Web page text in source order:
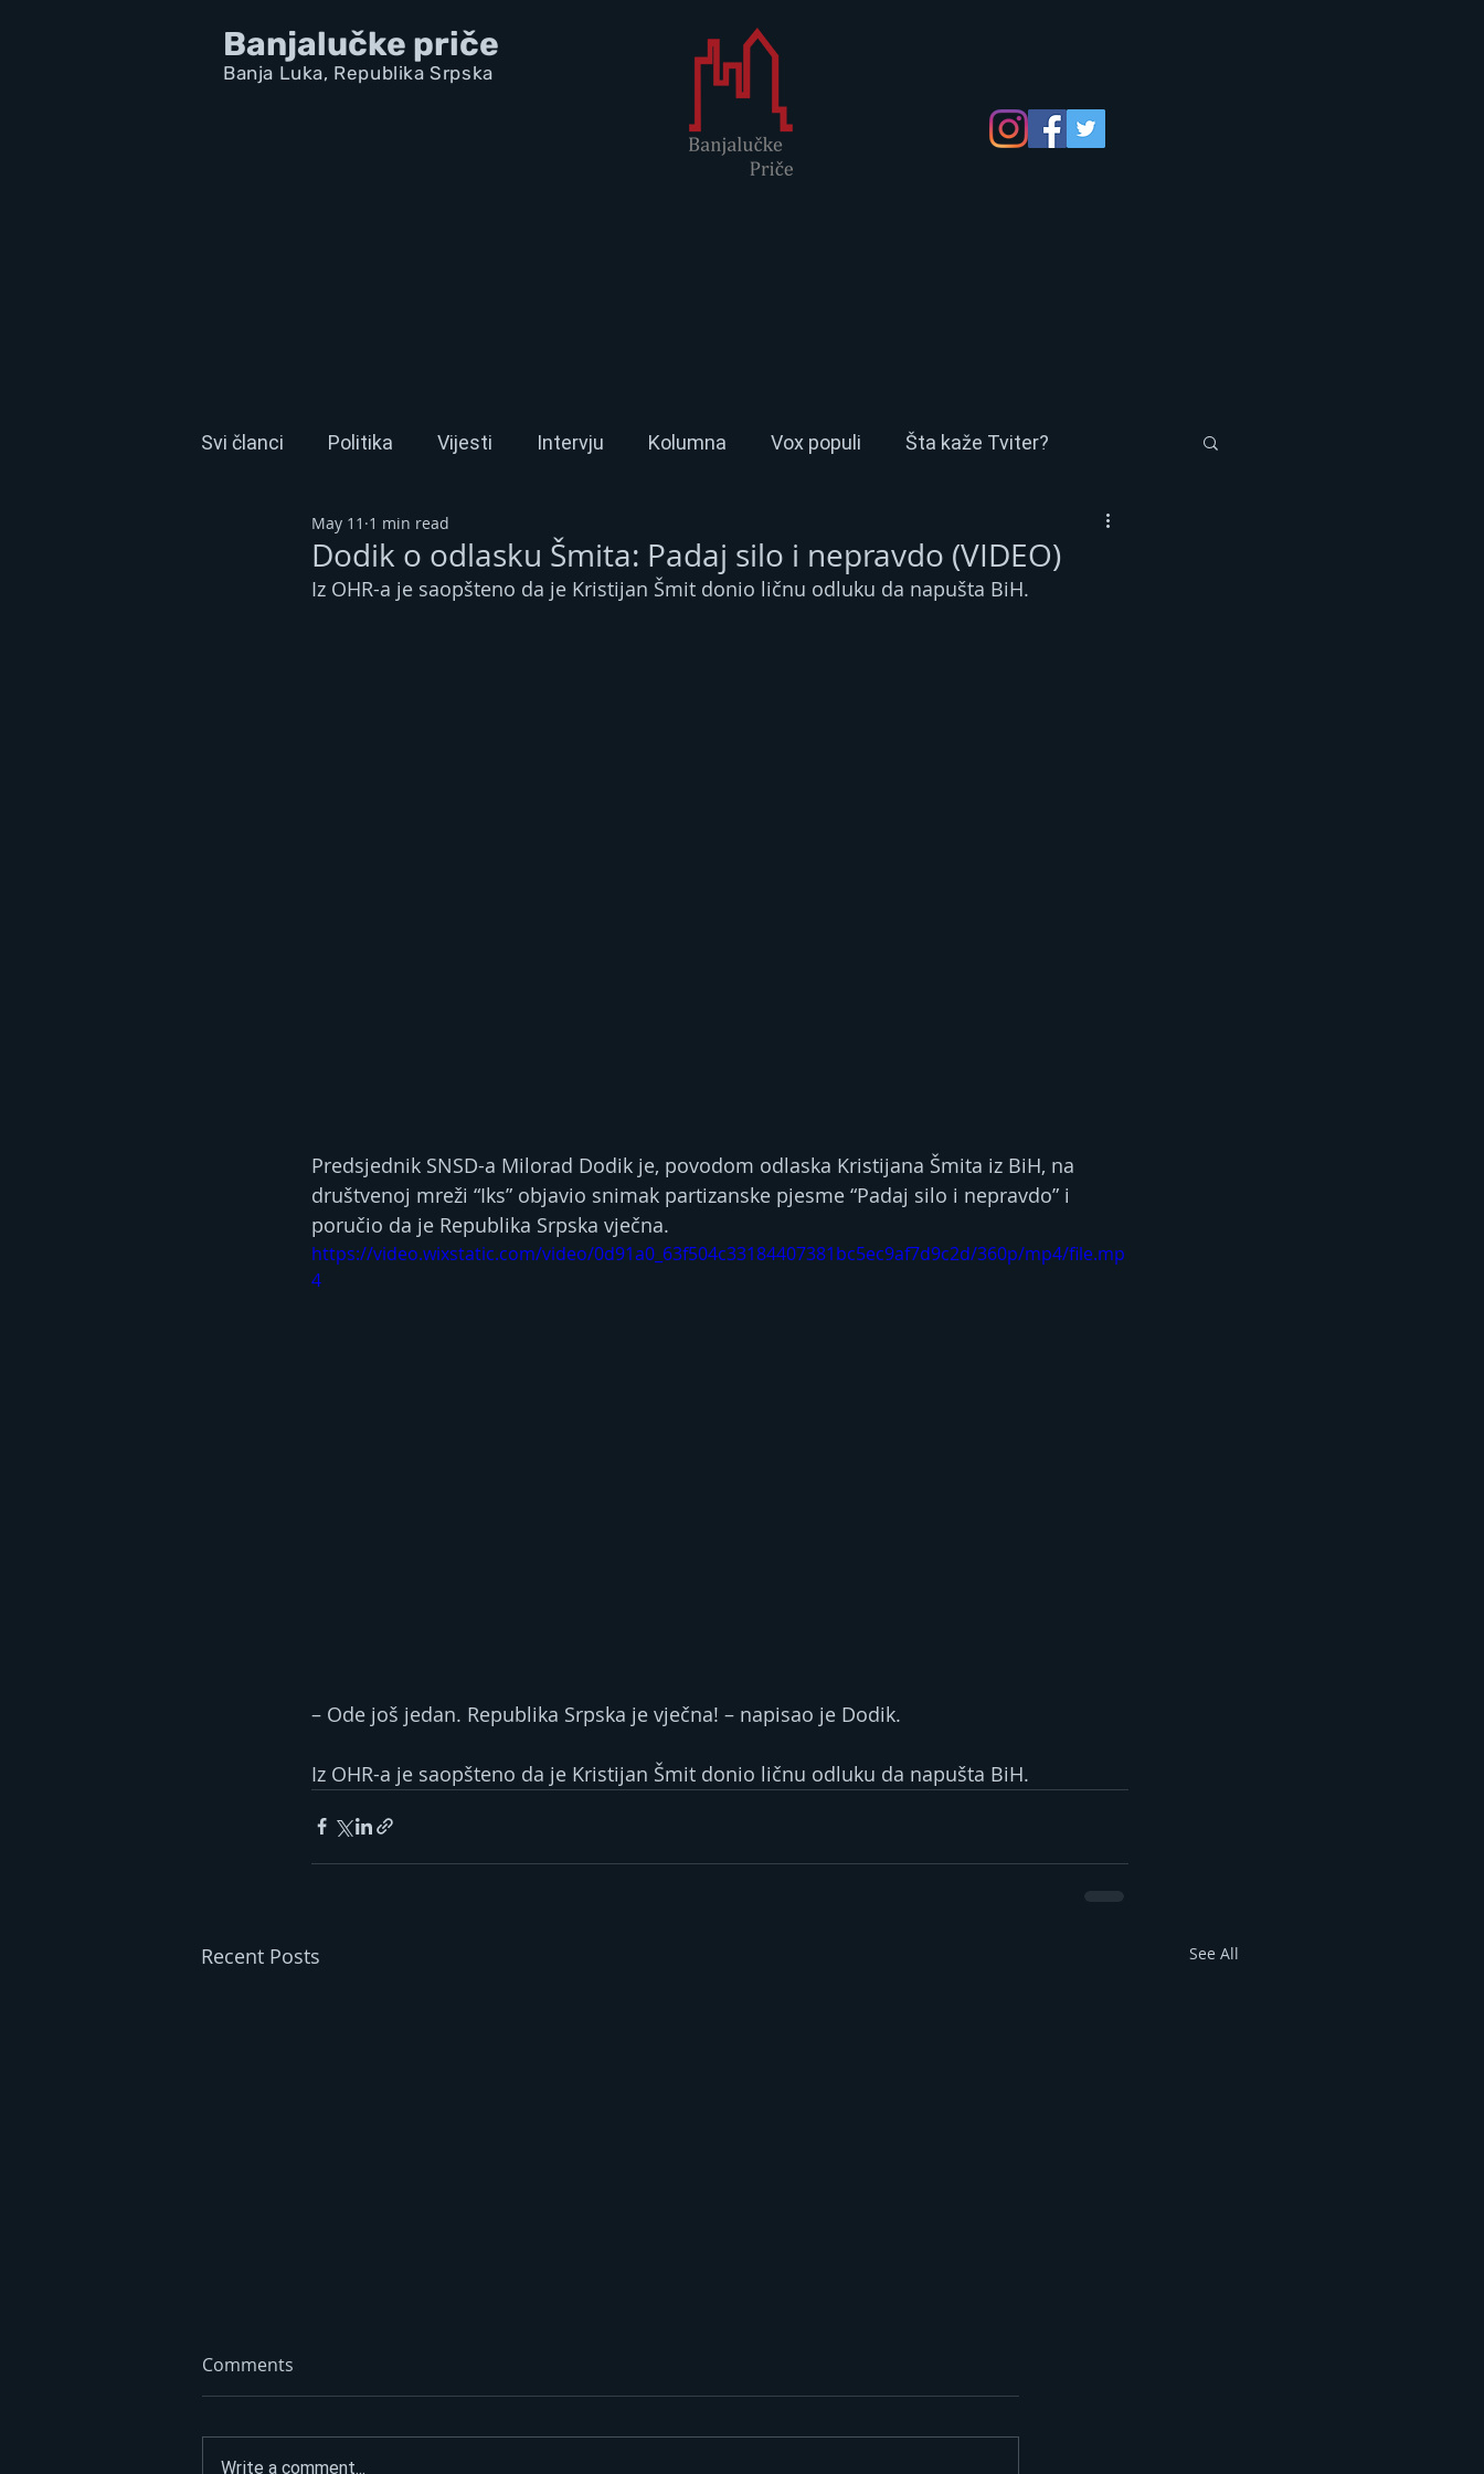
Banjalučke priče
Banja Luka, Republika Srpska
Svi članci Politika Vijesti Intervju Kolumna Vox populi Šta kaže Tviter?
Dodik o odlasku Šmita: Padaj silo i nepravdo (VIDEO)
May 11 1 min read
Iz OHR-a je saopšteno da je Kristijan Šmit donio ličnu odluku da napušta BiH.
Predsjednik SNSD-a Milorad Dodik je, povodom odlaska Kristijana Šmita iz BiH, na
društvenoj mreži “Iks” objavio snimak partizanske pjesme “Padaj silo i nepravdo” i
poručio da je Republika Srpska vječna.
https://video.wixstatic.com/video/0d91a0_63f504c33184407381bc5ec9af7d9c2d/360p/mp4/file.mp
4
– Ode još jedan. Republika Srpska je vječna! – napisao je Dodik.
Iz OHR-a je saopšteno da je Kristijan Šmit donio ličnu odluku da napušta BiH.
Recent Posts See All
Comments
Write a comment...